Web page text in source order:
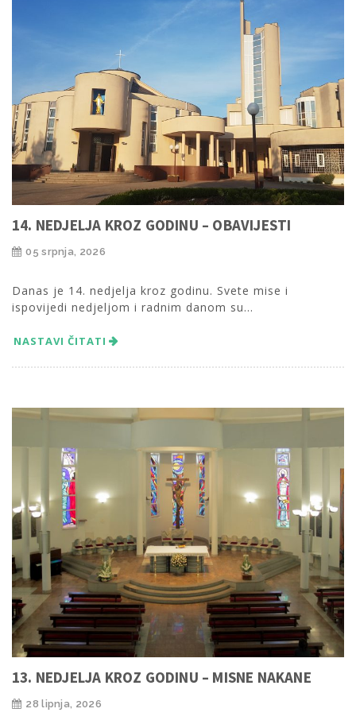
14. NEDJELJA KROZ GODINU – OBAVIJESTI
05 srpnja, 2026
Danas je 14. nedjelja kroz godinu. Svete mise i
ispovijedi nedjeljom i radnim danom su...
NASTAVI ČITATI
13. NEDJELJA KROZ GODINU – MISNE NAKANE
28 lipnja, 2026